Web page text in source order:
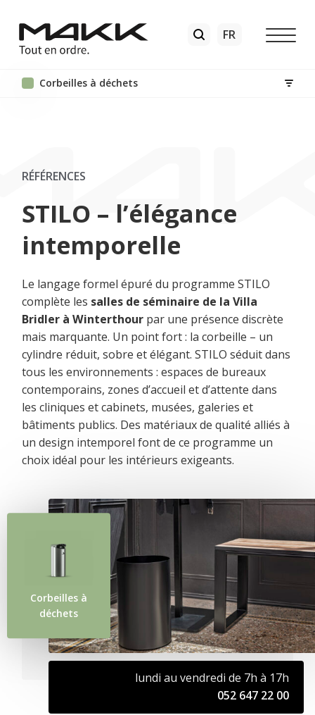
Corbeilles à déchets
RÉFÉRENCES
STILO – l’élégance
intemporelle
Le langage formel épuré du programme STILO
complète les salles de séminaire de la Villa
Bridler à Winterthour par une présence discrète
mais marquante. Un point fort : la corbeille – un
cylindre réduit, sobre et élégant. STILO séduit dans
tous les environnements : espaces de bureaux
contemporains, zones d’accueil et d’attente dans
les cliniques et cabinets, musées, galeries et
bâtiments publics. Des matériaux de qualité alliés à
un design intemporel font de ce programme un
choix idéal pour les intérieurs exigeants.
Corbeilles à
déchets
lundi au vendredi de 7h à 17h
052 647 22 00